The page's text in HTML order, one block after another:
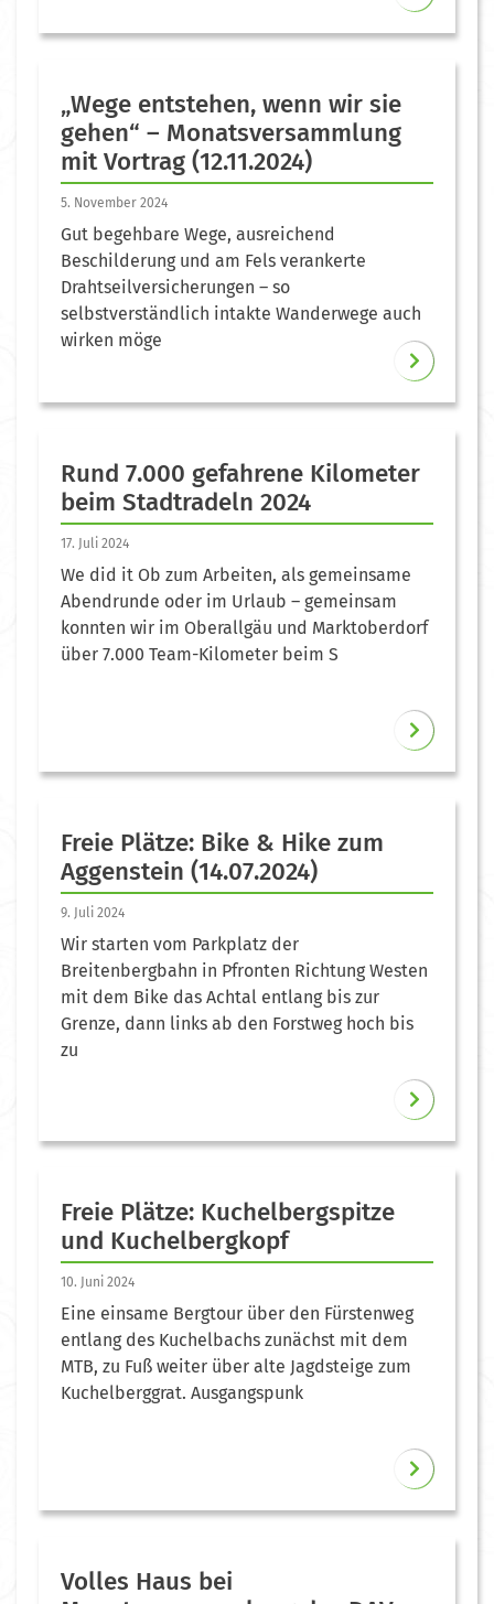
„Wege entstehen, wenn wir sie
gehen“ – Monatsversammlung
mit Vortrag (12.11.2024)
5. November 2024
Gut begehbare Wege, ausreichend
Beschilderung und am Fels verankerte
Drahtseilversicherungen – so
selbstverständlich intakte Wanderwege auch
wirken möge
Rund 7.000 gefahrene Kilometer
beim Stadtradeln 2024
17. Juli 2024
We did it Ob zum Arbeiten, als gemeinsame
Abendrunde oder im Urlaub – gemeinsam
konnten wir im Oberallgäu und Marktoberdorf
über 7.000 Team-Kilometer beim S
Freie Plätze: Bike & Hike zum
Aggenstein (14.07.2024)
9. Juli 2024
Wir starten vom Parkplatz der
Breitenbergbahn in Pfronten Richtung Westen
mit dem Bike das Achtal entlang bis zur
Grenze, dann links ab den Forstweg hoch bis
zu
Freie Plätze: Kuchelbergspitze
und Kuchelbergkopf
10. Juni 2024
Eine einsame Bergtour über den Fürstenweg
entlang des Kuchelbachs zunächst mit dem
MTB, zu Fuß weiter über alte Jagdsteige zum
Kuchelberggrat. Ausgangspunk
Volles Haus bei